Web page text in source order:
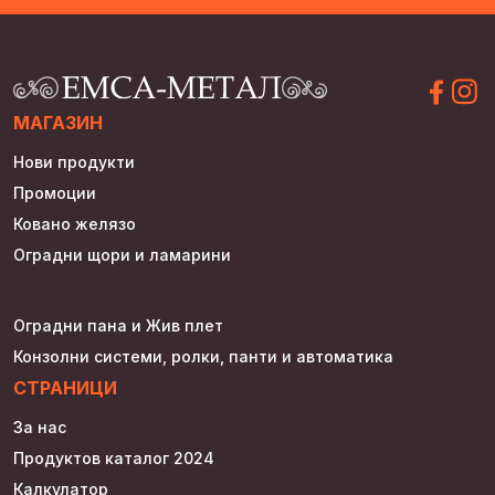
МАГАЗИН
Нови продукти
Промоции
Ковано желязо
Оградни щори и ламарини
Оградни пана и Жив плет
Конзолни системи, ролки, панти и автоматика
СТРАНИЦИ
За нас
Продуктов каталог 2024
Калкулатор